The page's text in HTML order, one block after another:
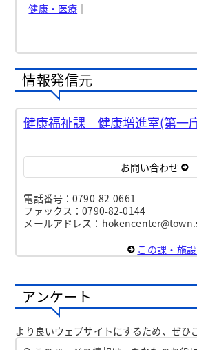
健康・医療 ｜
情報発信元
健康福祉課 健康増進室(第一
お問い合わせ
電話番号：0790-82-0661
ファックス：0790-82-0144
メールアドレス：
この課・施
アンケート
より良いウェブサイトにするため、ぜひ